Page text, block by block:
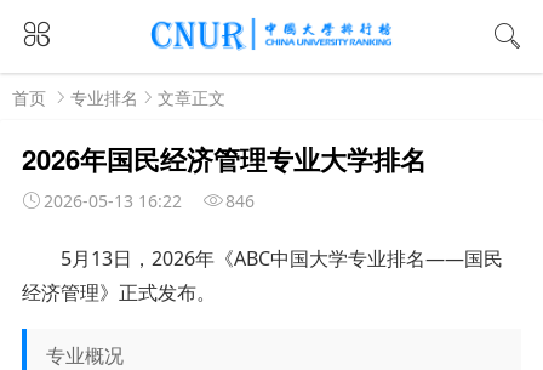
首页 专业排名 文章正文
2026年国民经济管理专业大学排名
2026-05-13 16:22 846
5月13日， 2026年《ABC中国大学专业排名——国民
经济管理》正式发布。
专业概况